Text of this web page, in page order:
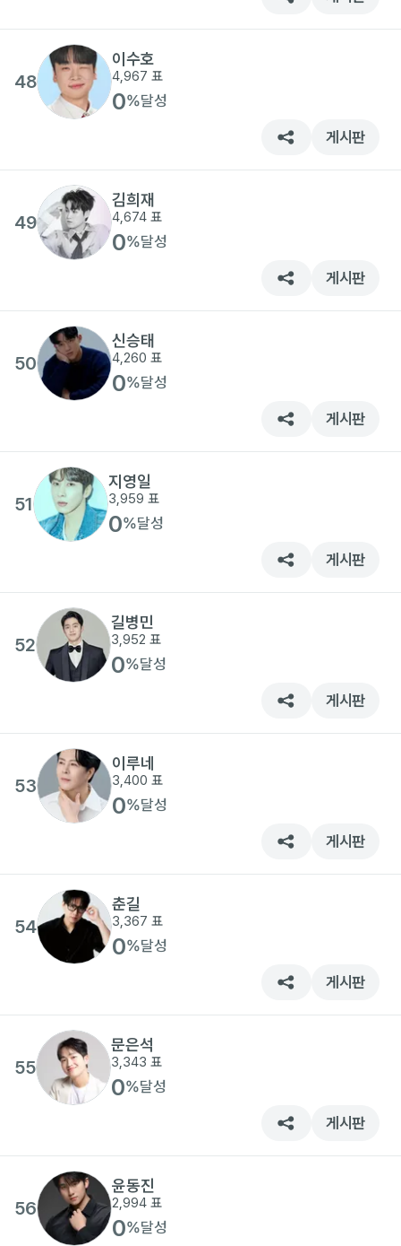
48
이수호
4,967 표
0%달성
게시판
49
김희재
4,674 표
0%달성
게시판
50
신승태
4,260 표
0%달성
게시판
51
지영일
3,959 표
0%달성
게시판
52
길병민
3,952 표
0%달성
게시판
53
이루네
3,400 표
0%달성
게시판
54
춘길
3,367 표
0%달성
게시판
55
문은석
3,343 표
0%달성
게시판
56
윤동진
2,994 표
0%달성